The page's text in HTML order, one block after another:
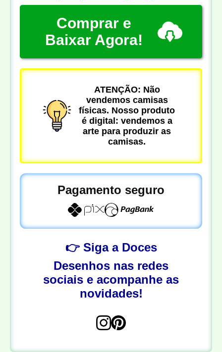
Comprar e
Baixar Agora!
ATENÇÃO: Não
vendemos camisas
físicas. Nosso produto
é digital: vendemos a
arte para produzir as
camisas.
Pagamento seguro
👉 Siga a Doces
Desenhos nas redes
sociais e acompanhe as
novidades!